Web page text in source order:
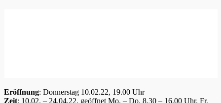
Eröffnung: Donnerstag 10.02.22, 19.00 Uhr
Zeit: 10.02. – 24.04.22, geöffnet Mo. – Do. 8.30 – 16.00 Uhr, Fr.